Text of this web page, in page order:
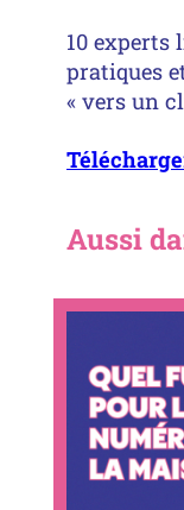
10 experts
pratiques
« vers un
Aussi